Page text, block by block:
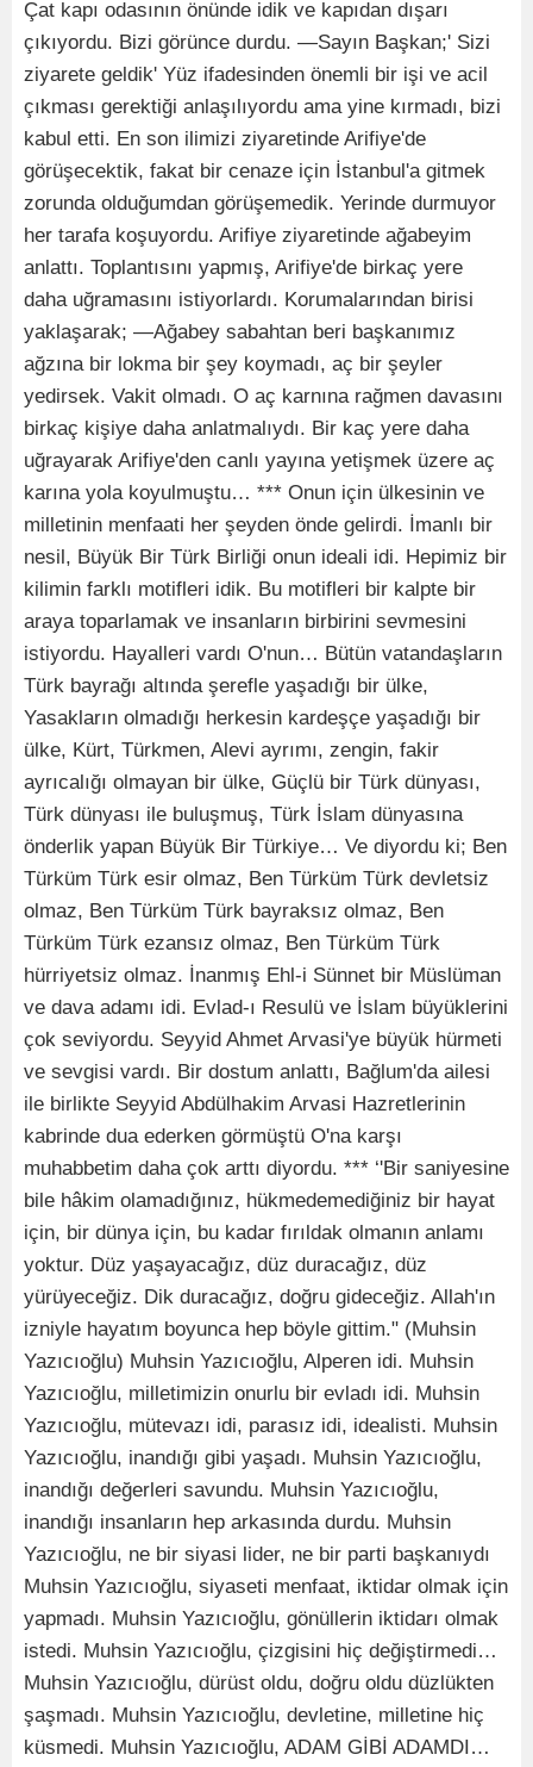
Çat kapı odasının önünde idik ve kapıdan dışarı
çıkıyordu. Bizi görünce durdu. —Sayın Başkan;' Sizi
ziyarete geldik' Yüz ifadesinden önemli bir işi ve acil
çıkması gerektiği anlaşılıyordu ama yine kırmadı, bizi
kabul etti. En son ilimizi ziyaretinde Arifiye'de
görüşecektik, fakat bir cenaze için İstanbul'a gitmek
zorunda olduğumdan görüşemedik. Yerinde durmuyor
her tarafa koşuyordu. Arifiye ziyaretinde ağabeyim
anlattı. Toplantısını yapmış, Arifiye'de birkaç yere
daha uğramasını istiyorlardı. Korumalarından birisi
yaklaşarak; —Ağabey sabahtan beri başkanımız
ağzına bir lokma bir şey koymadı, aç bir şeyler
yedirsek. Vakit olmadı. O aç karnına rağmen davasını
birkaç kişiye daha anlatmalıydı. Bir kaç yere daha
uğrayarak Arifiye'den canlı yayına yetişmek üzere aç
karına yola koyulmuştu… *** Onun için ülkesinin ve
milletinin menfaati her şeyden önde gelirdi. İmanlı bir
nesil, Büyük Bir Türk Birliği onun ideali idi. Hepimiz bir
kilimin farklı motifleri idik. Bu motifleri bir kalpte bir
araya toparlamak ve insanların birbirini sevmesini
istiyordu. Hayalleri vardı O'nun… Bütün vatandaşların
Türk bayrağı altında şerefle yaşadığı bir ülke,
Yasakların olmadığı herkesin kardeşçe yaşadığı bir
ülke, Kürt, Türkmen, Alevi ayrımı, zengin, fakir
ayrıcalığı olmayan bir ülke, Güçlü bir Türk dünyası,
Türk dünyası ile buluşmuş, Türk İslam dünyasına
önderlik yapan Büyük Bir Türkiye… Ve diyordu ki; Ben
Türküm Türk esir olmaz, Ben Türküm Türk devletsiz
olmaz, Ben Türküm Türk bayraksız olmaz, Ben
Türküm Türk ezansız olmaz, Ben Türküm Türk
hürriyetsiz olmaz. İnanmış Ehl-i Sünnet bir Müslüman
ve dava adamı idi. Evlad-ı Resulü ve İslam büyüklerini
çok seviyordu. Seyyid Ahmet Arvasi'ye büyük hürmeti
ve sevgisi vardı. Bir dostum anlattı, Bağlum'da ailesi
ile birlikte Seyyid Abdülhakim Arvasi Hazretlerinin
kabrinde dua ederken görmüştü O'na karşı
muhabbetim daha çok arttı diyordu. *** ‘'Bir saniyesine
bile hâkim olamadığınız, hükmedemediğiniz bir hayat
için, bir dünya için, bu kadar fırıldak olmanın anlamı
yoktur. Düz yaşayacağız, düz duracağız, düz
yürüyeceğiz. Dik duracağız, doğru gideceğiz. Allah'ın
izniyle hayatım boyunca hep böyle gittim." (Muhsin
Yazıcıoğlu) Muhsin Yazıcıoğlu, Alperen idi. Muhsin
Yazıcıoğlu, milletimizin onurlu bir evladı idi. Muhsin
Yazıcıoğlu, mütevazı idi, parasız idi, idealisti. Muhsin
Yazıcıoğlu, inandığı gibi yaşadı. Muhsin Yazıcıoğlu,
inandığı değerleri savundu. Muhsin Yazıcıoğlu,
inandığı insanların hep arkasında durdu. Muhsin
Yazıcıoğlu, ne bir siyasi lider, ne bir parti başkanıydı
Muhsin Yazıcıoğlu, siyaseti menfaat, iktidar olmak için
yapmadı. Muhsin Yazıcıoğlu, gönüllerin iktidarı olmak
istedi. Muhsin Yazıcıoğlu, çizgisini hiç değiştirmedi…
Muhsin Yazıcıoğlu, dürüst oldu, doğru oldu düzlükten
şaşmadı. Muhsin Yazıcıoğlu, devletine, milletine hiç
küsmedi. Muhsin Yazıcıoğlu, ADAM GİBİ ADAMDI…